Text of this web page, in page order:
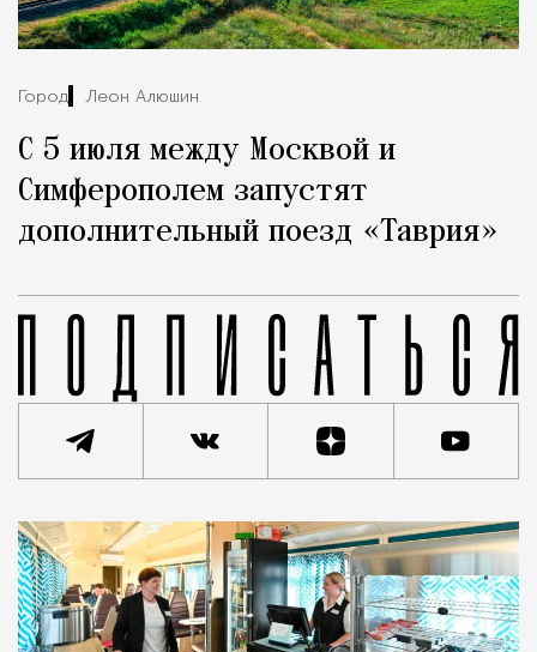
Город Леон Алюшин
С 5 июля между Москвой и
Симферополем запустят
дополнительный поезд «Таврия»